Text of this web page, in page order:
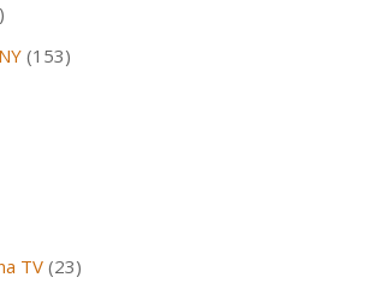
(153)
TV(23)